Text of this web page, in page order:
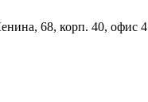
68, корп. 40, офис 4